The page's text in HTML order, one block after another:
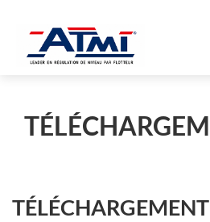
TÉLÉCHARGEMENT